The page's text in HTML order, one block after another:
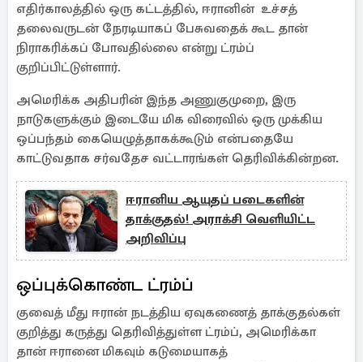
எதிர்காலத்தில் ஒரு கட்டத்தில், ஈரானின் உச்சத்
தலைவருடன் நேரடியாகப் பேசுவதைக் கூட தான்
நிராகரிக்கப் போவதில்லை என்று ட்ரம்ப்
குறிப்பிட்டுள்ளார்.
அமெரிக்க அதிபரின் இந்த அணுகுமுறை, இரு
நாடுகளுக்கும் இடையே மிக விரைவில் ஒரு முக்கிய
ஒப்பந்தம் கையெழுத்தாகக்கூடும் என்பதையே
காட்டுவதாக சர்வதேச வட்டாரங்கள் தெரிவிக்கின்றன.
ஈரானிய ஆயுதப் படைகளின்
தாக்குதல்! அராக்சி வெளியிட்ட
அறிவிப்பு
ஒப்புக்கொண்ட ட்ரம்ப்
குவைத் மீது ஈரான் நடத்திய ஏவுகணைத் தாக்குதல்கள்
குறித்து கருத்து தெரிவித்துள்ள ட்ரம்ப், அமெரிக்கா
தான் ஈரானை மிகவும் கடுமையாகத்